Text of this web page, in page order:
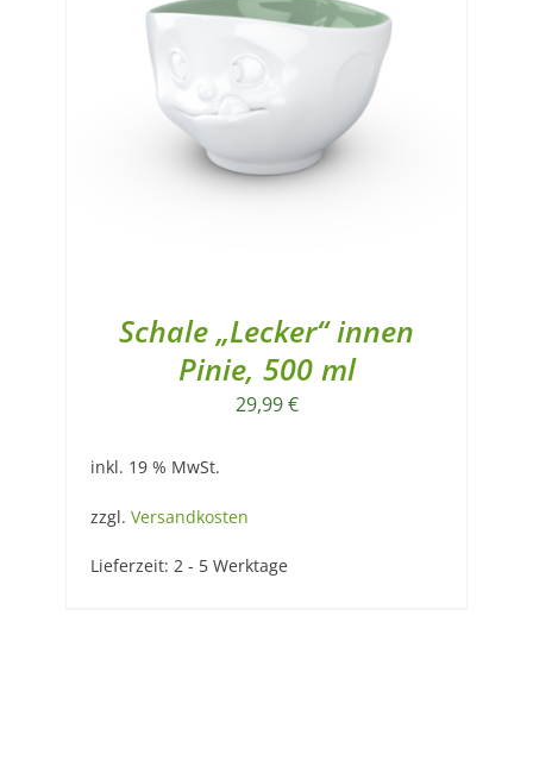
Schale „Lecker“ innen
Pinie, 500 ml
29,99€
inkl. 19 % MwSt.
zzgl. Versandkosten
Lieferzeit: 2 - 5 Werktage